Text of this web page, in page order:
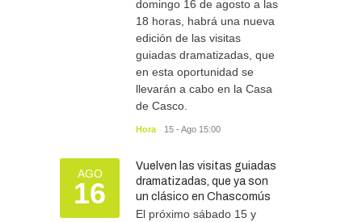
domingo 16 de agosto a las
18 horas, habrá una nueva
edición de las visitas
guiadas dramatizadas, que
en esta oportunidad se
llevarán a cabo en la Casa
de Casco.
Hora 15 - Ago 15:00
AGO
16
Vuelven las visitas guiadas
dramatizadas, que ya son
un clásico en Chascomús
El próximo sábado 15 y